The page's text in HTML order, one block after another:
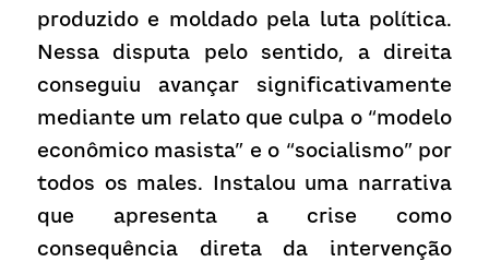
produzido e moldado pela luta política.
Nessa disputa pelo sentido, a direita
conseguiu avançar significativamente
mediante um relato que culpa o “modelo
econômico masista” e o “socialismo” por
todos os males. Instalou uma narrativa
que apresenta a crise como
consequência direta da intervenção